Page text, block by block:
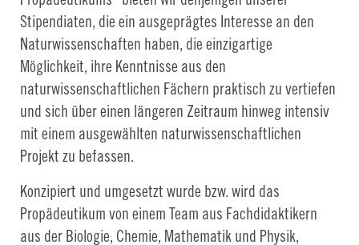
Stipendiaten, die ein ausgeprägtes Interesse an den
Naturwissenschaften haben, die einzigartige
Möglichkeit, ihre Kenntnisse aus den
naturwissenschaftlichen Fächern praktisch zu vertiefen
und sich über einen längeren Zeitraum hinweg intensiv
mit einem ausgewählten naturwissenschaftlichen
Projekt zu befassen.
Konzipiert und umgesetzt wurde bzw. wird das
Propädeutikum von einem Team aus Fachdidaktikern
aus der Biologie, Chemie, Mathematik und Physik,